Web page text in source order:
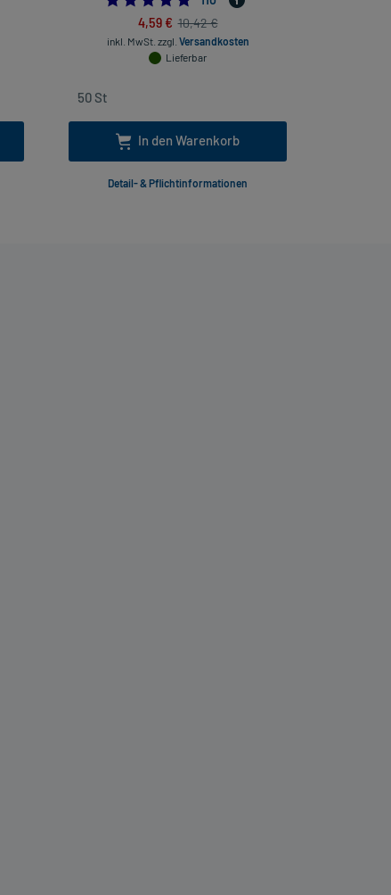
4,59 € 10,42 €
inkl. MwSt. zzgl. Versandkosten
Lieferbar
In den Warenkorb
Detail- & Pflichtinformationen